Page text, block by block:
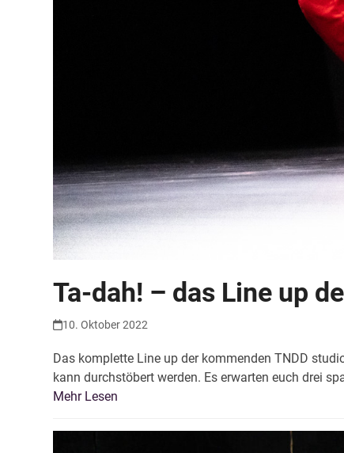
Ta-dah! – das Line up
10. Oktober 2022
Das komplette Line up der kommenden TNDD
kann durchstöbert werden. Es erwarten euch drei
Mehr Lesen